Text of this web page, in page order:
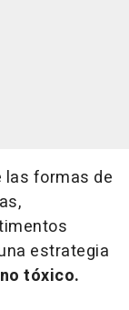
las formas de
estrategia
tóxico.